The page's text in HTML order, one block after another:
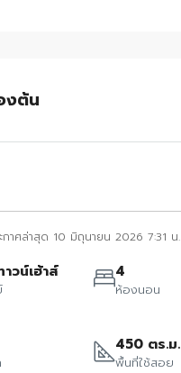
งต้น
กาศล่าสุด 10 มิถุนายน 2026 7:31 น.
วน์เฮ้าส์ 4
ห้องนอน
450 ตร.ม.
พื้นที่ใช้สอย